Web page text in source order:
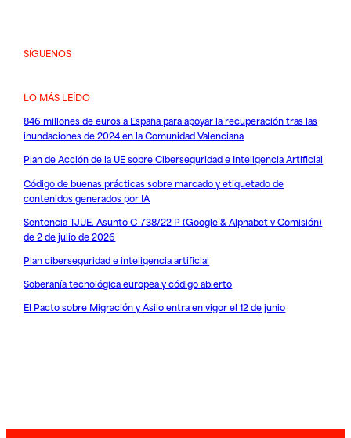
SÍGUENOS
LO MÁS LEÍDO
846 millones de euros a España para apoyar la recuperación tras las
inundaciones de 2024 en la Comunidad Valenciana
Plan de Acción de la UE sobre Ciberseguridad e Inteligencia Artificial
Código de buenas prácticas sobre marcado y etiquetado de
contenidos generados por IA
Sentencia TJUE. Asunto C-738/22 P (Google & Alphabet v Comisión)
de 2 de julio de 2026
Plan ciberseguridad e inteligencia artificial
Soberanía tecnológica europea y código abierto
El Pacto sobre Migración y Asilo entra en vigor el 12 de junio